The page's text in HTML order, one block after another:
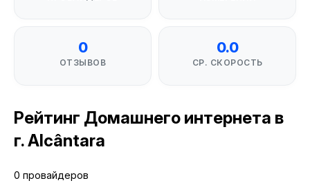
0
ОТЗЫВОВ
0.0
СР. СКОРОСТЬ
Рейтинг Домашнего интернета в
г. Alcântara
0 провайдеров